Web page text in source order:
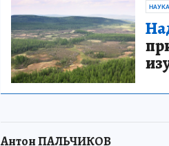
НАУКА
Антон ПАЛЬЧИКОВ